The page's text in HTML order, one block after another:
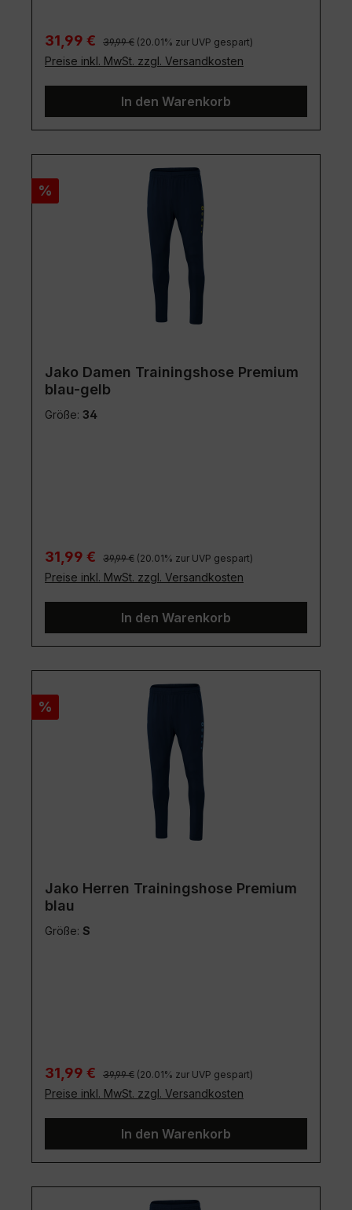
Verkaufspreis:
31,99 € Regulärer Preis:
39,99 € (20.01% zur UVP gespart)
Preise inkl. MwSt. zzgl. Versandkosten
In den Warenkorb
Rabatt
%
Jako Damen Trainingshose Premium
blau-gelb
Größe: 34
Verkaufspreis:
31,99 € Regulärer Preis:
39,99 € (20.01% zur UVP gespart)
Preise inkl. MwSt. zzgl. Versandkosten
In den Warenkorb
Rabatt
%
Jako Herren Trainingshose Premium
blau
Größe: S
Verkaufspreis:
31,99 € Regulärer Preis:
39,99 € (20.01% zur UVP gespart)
Preise inkl. MwSt. zzgl. Versandkosten
In den Warenkorb